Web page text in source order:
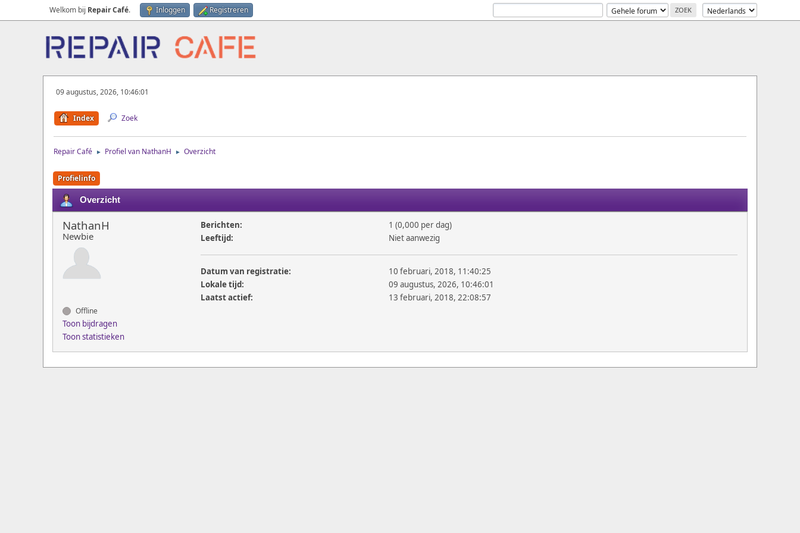
Welkom bij Repair Café. Inloggen Registreren
09 augustus, 2026, 10:46:01
Index Zoek
Repair Café ► Profiel van NathanH ► Overzicht
Profielinfo
Overzicht
NathanH
Newbie
Offline
Toon bijdragen
Toon statistieken
Berichten:
1 (0,000 per dag)
Leeftijd:
Niet aanwezig
Datum van registratie:
10 februari, 2018, 11:40:25
Lokale tijd:
09 augustus, 2026, 10:46:01
Laatst actief:
13 februari, 2018, 22:08:57